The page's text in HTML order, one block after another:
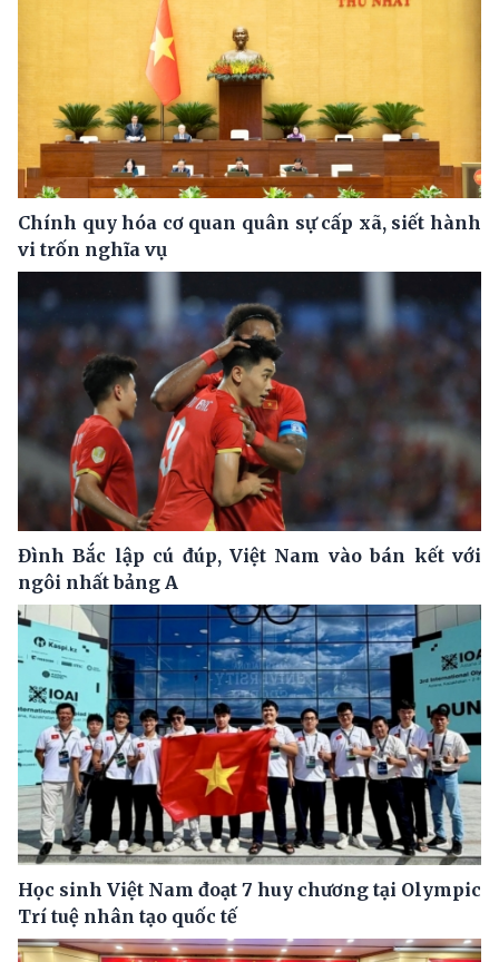
Chính quy hóa cơ quan quân sự cấp xã, siết hành
vi trốn nghĩa vụ
Đình Bắc lập cú đúp, Việt Nam vào bán kết với
ngôi nhất bảng A
Học sinh Việt Nam đoạt 7 huy chương tại Olympic
Trí tuệ nhân tạo quốc tế